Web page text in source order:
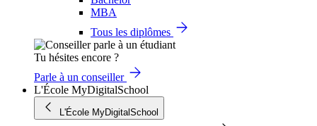
MBA
Tous les diplômes
Tu hésites encore ?
Parle à un conseiller
L'École MyDigitalSchool
L'École MyDigitalSchool